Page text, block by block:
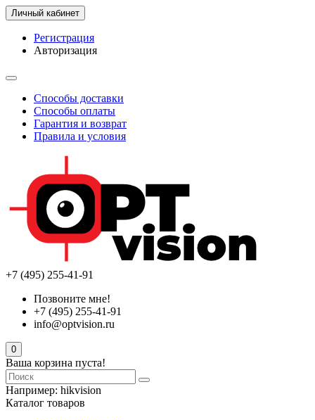
Личный кабинет
Регистрация
Авторизация
Способы доставки
Способы оплаты
Гарантия и возврат
Правила и условия
+7 (495) 255-41-91
Позвоните мне!
+7 (495) 255-41-91
info@optvision.ru
0
Ваша корзина пуста!
Например: hikvision
Каталог товаров